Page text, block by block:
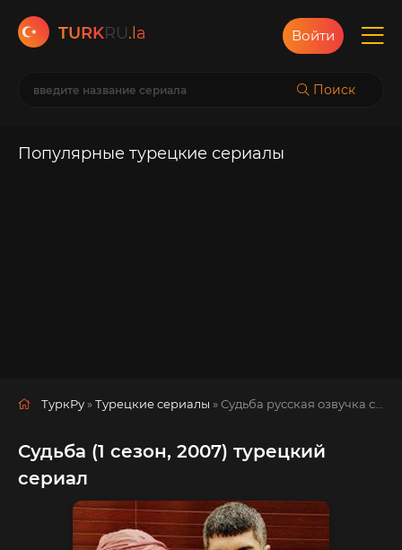
TURKRU.la
Поиск
Войти
Популярные турецкие сериалы
ТуркРу »Турецкие сериалы » Судьба русская озвучка смотреть полностью онлайн!
Судьба (1 сезон, 2007) турецкий
сериал